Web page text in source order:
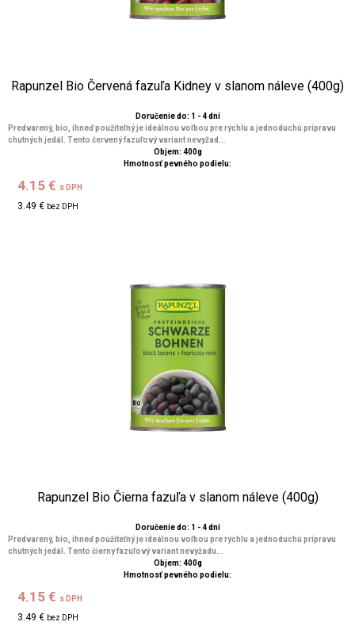
Rapunzel Bio Červená fazuľa Kidney v slanom náleve (400g)
Doručenie do: 1 - 4 dní
Predvarený, bio, ihneď použiteľný je ideálnou voľbou pre rýchlu a jednoduchú prípravu
chutných jedál. Tento červený fazuľový variant nevyžad...
Objem: 400g
Hmotnosť pevného podielu:
4.15 € s DPH
3.49 € bez DPH
Rapunzel Bio Čierna fazuľa v slanom náleve (400g)
Doručenie do: 1 - 4 dní
Predvarený, bio, ihneď použiteľný je ideálnou voľbou pre rýchlu a jednoduchú prípravu
chutných jedál. Tento čierny fazuľový variant nevyžadu...
Objem: 400g
Hmotnosť pevného podielu:
4.15 € s DPH
3.49 € bez DPH